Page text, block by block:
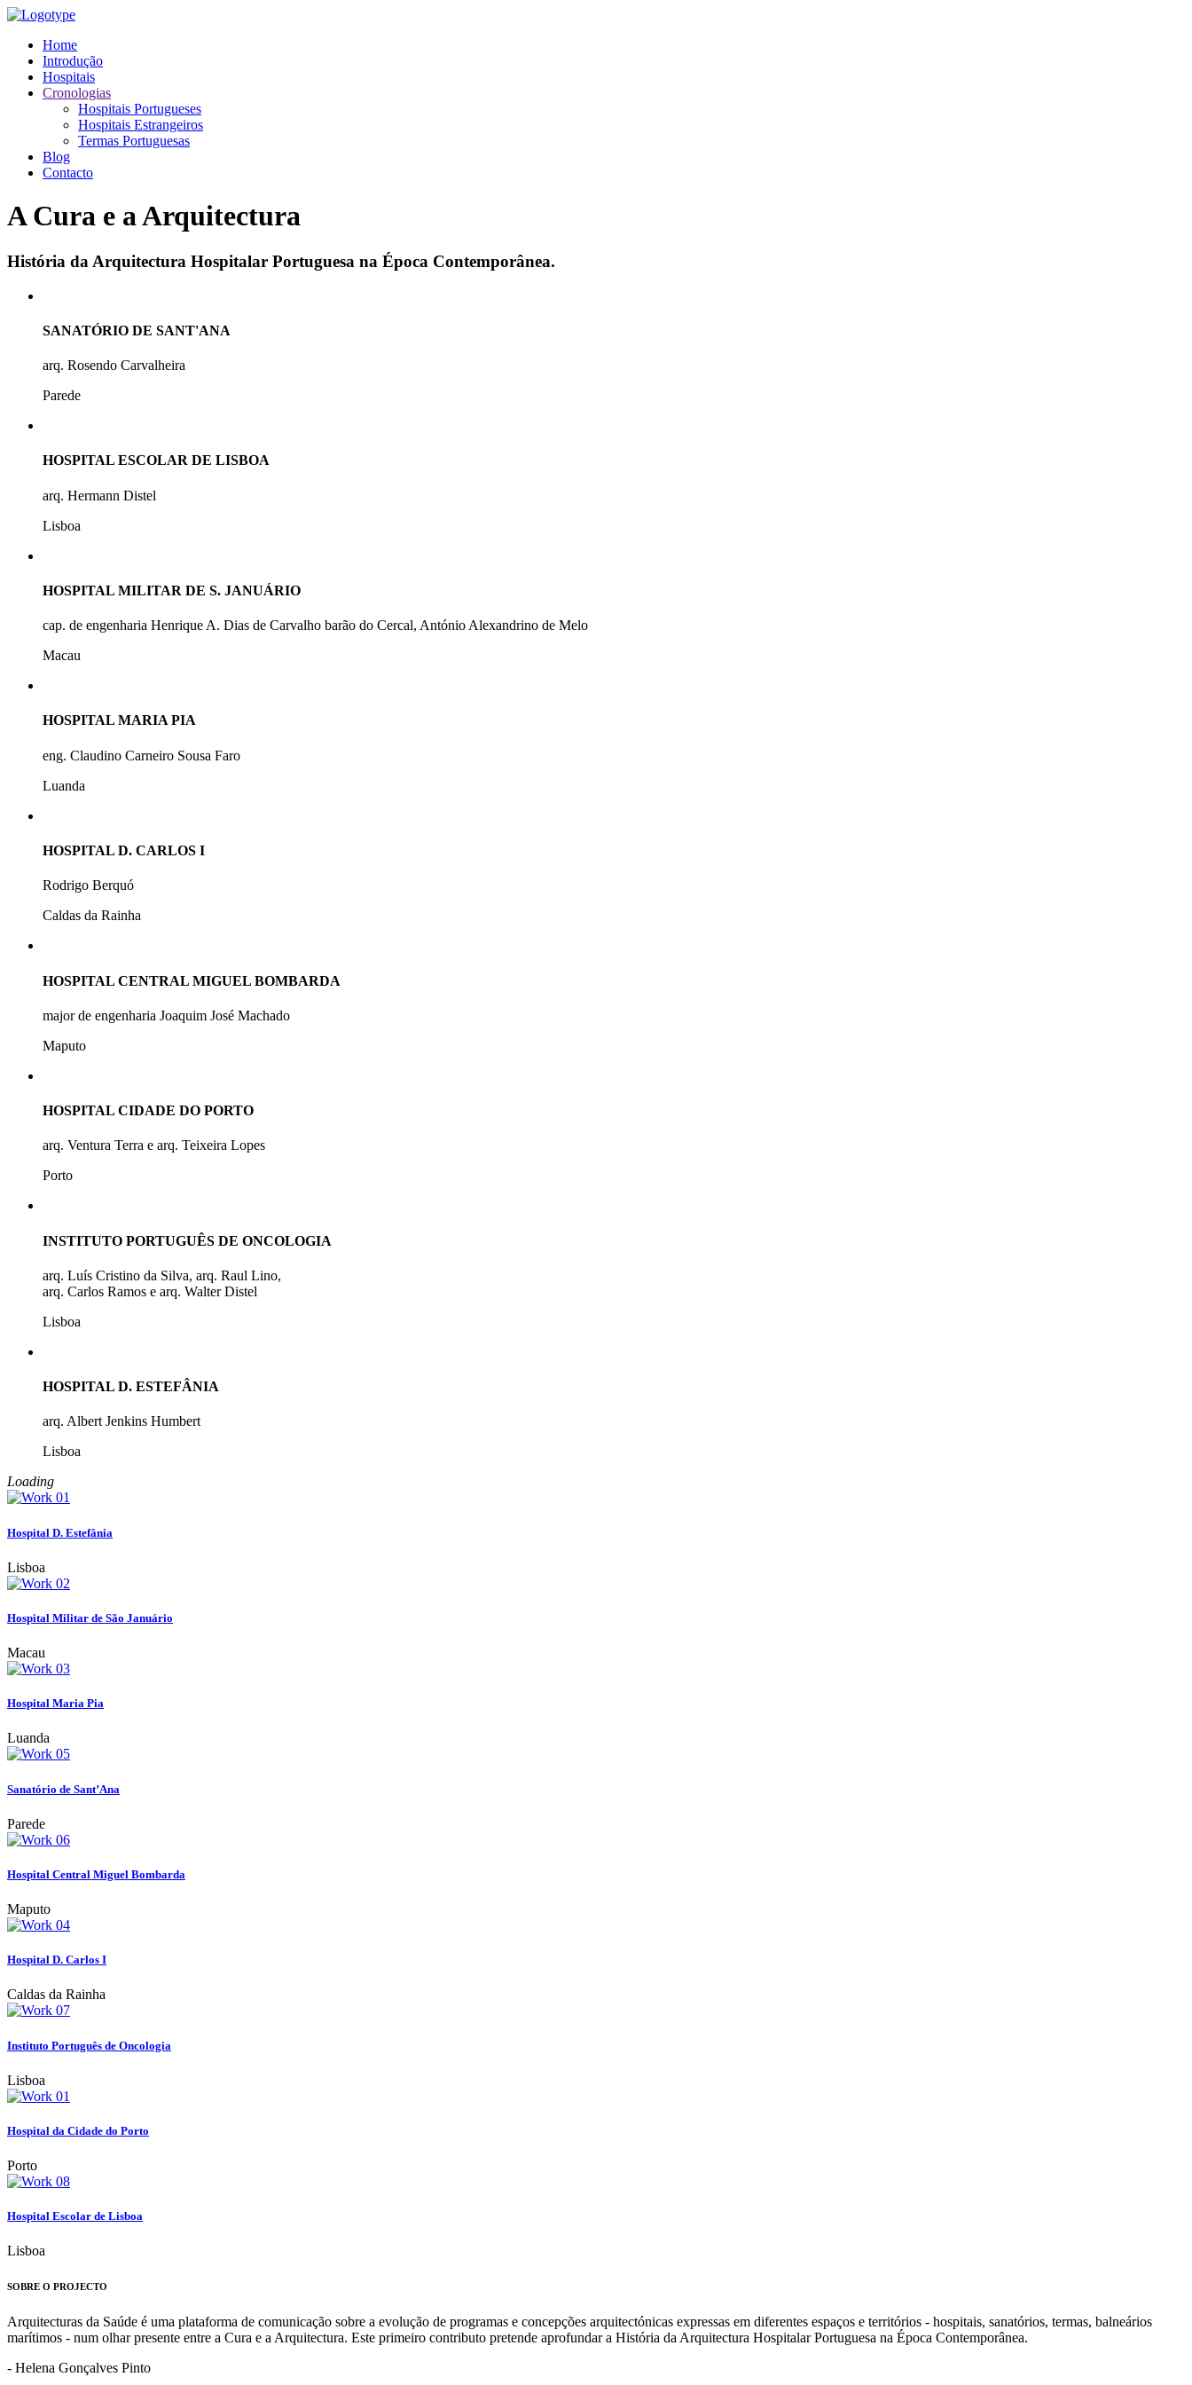
Home
Introdução
Hospitais
Cronologias
Hospitais Portugueses
Hospitais Estrangeiros
Termas Portuguesas
Blog
Contacto
A Cura e a Arquitectura
História da Arquitectura Hospitalar Portuguesa na Época Contemporânea.
SANATÓRIO DE SANT'ANA
arq. Rosendo Carvalheira
Parede
HOSPITAL ESCOLAR DE LISBOA
arq. Hermann Distel
Lisboa
HOSPITAL MILITAR DE S. JANUÁRIO
cap. de engenharia Henrique A. Dias de Carvalho barão do Cercal, António Alexandrino de Melo
Macau
HOSPITAL MARIA PIA
eng. Claudino Carneiro Sousa Faro
Luanda
HOSPITAL D. CARLOS I
Rodrigo Berquó
Caldas da Rainha
HOSPITAL CENTRAL MIGUEL BOMBARDA
major de engenharia Joaquim José Machado
Maputo
HOSPITAL CIDADE DO PORTO
arq. Ventura Terra e arq. Teixeira Lopes
Porto
INSTITUTO PORTUGUÊS DE ONCOLOGIA
arq. Luís Cristino da Silva, arq. Raul Lino,
arq. Carlos Ramos e arq. Walter Distel
Lisboa
HOSPITAL D. ESTEFÂNIA
arq. Albert Jenkins Humbert
Lisboa
Loading
Hospital D. Estefânia
Lisboa
Hospital Militar de São Januário
Macau
Hospital Maria Pia
Luanda
Sanatório de Sant’Ana
Parede
Hospital Central Miguel Bombarda
Maputo
Hospital D. Carlos I
Caldas da Rainha
Instituto Português de Oncologia
Lisboa
Hospital da Cidade do Porto
Porto
Hospital Escolar de Lisboa
Lisboa
SOBRE O PROJECTO
Arquitecturas da Saúde é uma plataforma de comunicação sobre a evolução de programas e concepções arquitectónicas expressas em diferentes espaços e territórios - hospitais, sanatórios, termas, balneários
marítimos - num olhar presente entre a Cura e a Arquitectura. Este primeiro contributo pretende aprofundar a História da Arquitectura Hospitalar Portuguesa na Época Contemporânea.
- Helena Gonçalves Pinto